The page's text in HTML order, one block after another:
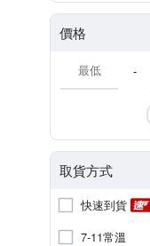
價格
-
取貨方式
快速到貨
7-11常溫